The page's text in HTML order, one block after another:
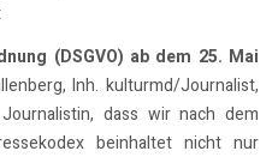
(DSGVO) ab dem 25. Mai
Inh. kulturmd/Journalist,
dass wir nach dem
beinhaltet nicht nur